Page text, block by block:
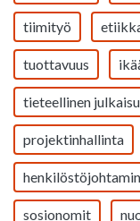
tiimityö
tuottavuus
tieteellinen
projektinhallinta
sosionomit